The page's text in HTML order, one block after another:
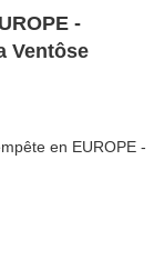
-
Ventôse